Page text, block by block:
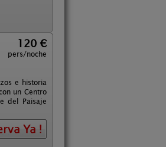
120 €
pers/noche
e historia
un Centro
del Paisaje